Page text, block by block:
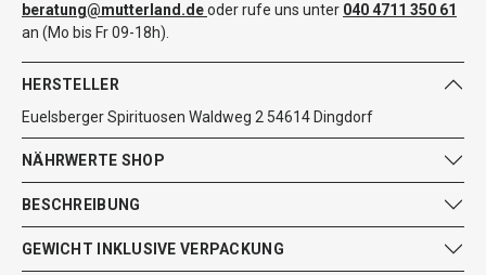
beratung@mutterland.deoder rufe uns unter 040 4711 350 61
an (Mo bis Fr 09-18h).
HERSTELLER
Euelsberger Spirituosen Waldweg 2 54614 Dingdorf
NÄHRWERTE SHOP
BESCHREIBUNG
GEWICHT INKLUSIVE VERPACKUNG